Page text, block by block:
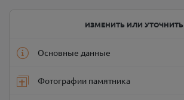
ИЗМЕНИТЬ ИЛИ УТОЧНИТЬ
Основные данные
Фотографии памятника